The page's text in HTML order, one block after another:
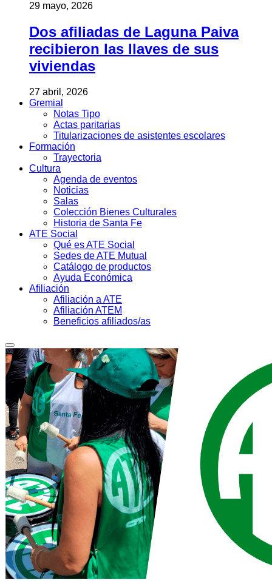
29 mayo, 2026
Dos afiliadas de Laguna Paiva
recibieron las llaves de sus
viviendas
27 abril, 2026
Gremial
Notas Tipo
Actas paritarias
Titularizaciones de asistentes escolares
Formación
Trayectoria
Cultura
Agenda de eventos
Noticias
Salas
Colección Bienes Culturales
Historia de Santa Fe
ATE Social
Qué es ATE Social
Sedes de ATE Mutual
Catálogo de productos
Ayuda Económica
Afiliación
Afiliación a ATE
Afiliación ATEM
Beneficios afiliados/as